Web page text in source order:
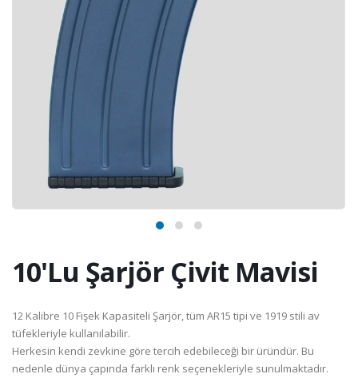
10'Lu Şarjör Çivit Mavisi
12 Kalibre 10 Fişek Kapasiteli Şarjör, tüm AR15 tipi ve 1919 stili av
tüfekleriyle kullanılabilir.
Herkesin kendi zevkine göre tercih edebileceği bir üründür. Bu
nedenle dünya çapında farklı renk seçenekleriyle sunulmaktadır.